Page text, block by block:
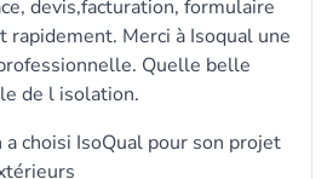
devis,facturation, formulaire
Merci à Isoqual une
Quelle belle
de l isolation.
choisi IsoQual pour son projet